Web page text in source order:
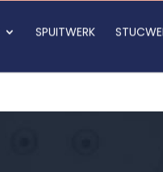
SPUITWERK